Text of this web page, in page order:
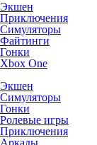
Экшен
Приключения
Симуляторы
Файтинги
Гонки
Xbox One
Экшен
Симуляторы
Гонки
Ролевые игры
Приключения
Аркады